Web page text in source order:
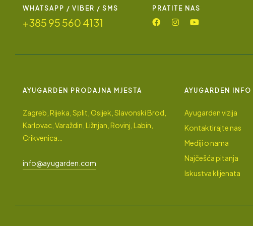
WHATSAPP / VIBER / SMS
+385 95 560 4131
PRATITE NAS
AYUGARDEN PRODAJNA MJESTA
Zagreb, Rijeka, Split, Osijek, Slavonski Brod,
Karlovac, Varaždin, Ližnjan, Rovinj, Labin,
Crikvenica…
info@ayugarden.com
AYUGARDEN INFO
Ayugarden vizija
Kontaktirajte nas
Mediji o nama
Najčešća pitanja
Iskustva klijenata